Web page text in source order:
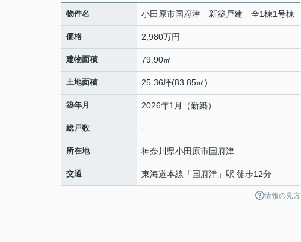
物件名 小田原市国府津 新築戸建 全1棟1号棟
価格 2,980万円
建物面積 79.90㎡
土地面積 25.36坪(83.85㎡)
築年月 2026年1月（新築）
総戸数 -
所在地 神奈川県小田原市国府津
交通 東海道本線 「 国府津 」駅 徒歩12分
情報の見方